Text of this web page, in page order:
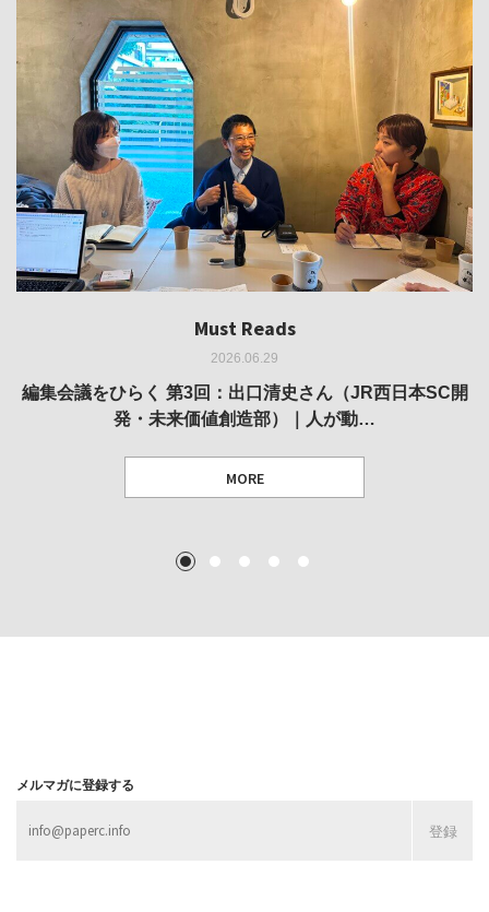
Must Reads
2026.06.29
編集会議をひらく 第3回：出口清史さん（JR西日本SC開
発・未来価値創造部）｜人が動…
MORE
Must Reads
2026.05.14
REVIEW｜果たして美術家・梅津庸一は、「大阪のゆかり
作家」となることができたのか…
Must Reads
2026.03.11
REPORT｜博覧会の残像
MORE
Must Reads
2026.02.25
REVIEW｜菊池聡太朗 個展「余りの風景」
MORE
Must Reads
2025.10.01
REVIEW｜生の存在証明としての線——「ライフライン」
展
1 2 3 4 5
メルマガに登録する